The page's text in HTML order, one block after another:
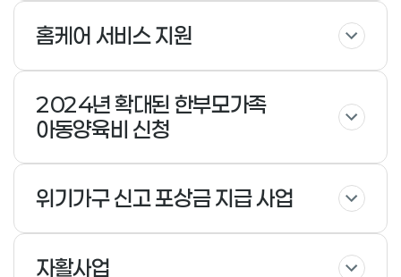
홈케어 서비스 지원
2024년 확대된 한부모가족
아동양육비 신청
위기가구 신고 포상금 지급 사업
자활사업